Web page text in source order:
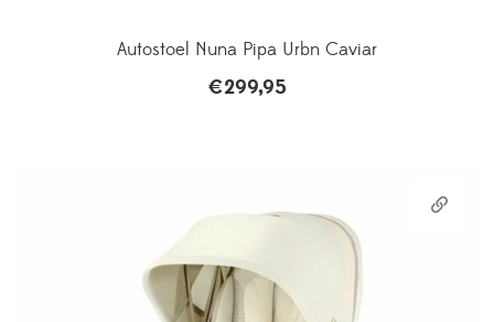
Autostoel Nuna Pipa Urbn Caviar
€299,95